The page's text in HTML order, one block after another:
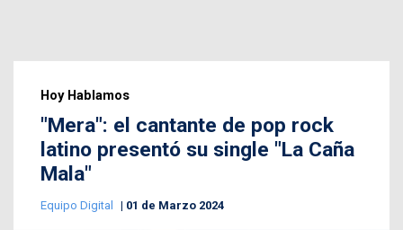
Hoy Hablamos
"Mera": el cantante de pop rock
latino presentó su single "La Caña
Mala"
Equipo Digital 01 de Marzo 2024